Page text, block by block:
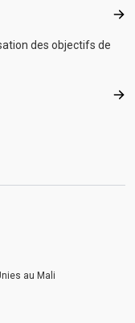
des objectifs de
au Mali